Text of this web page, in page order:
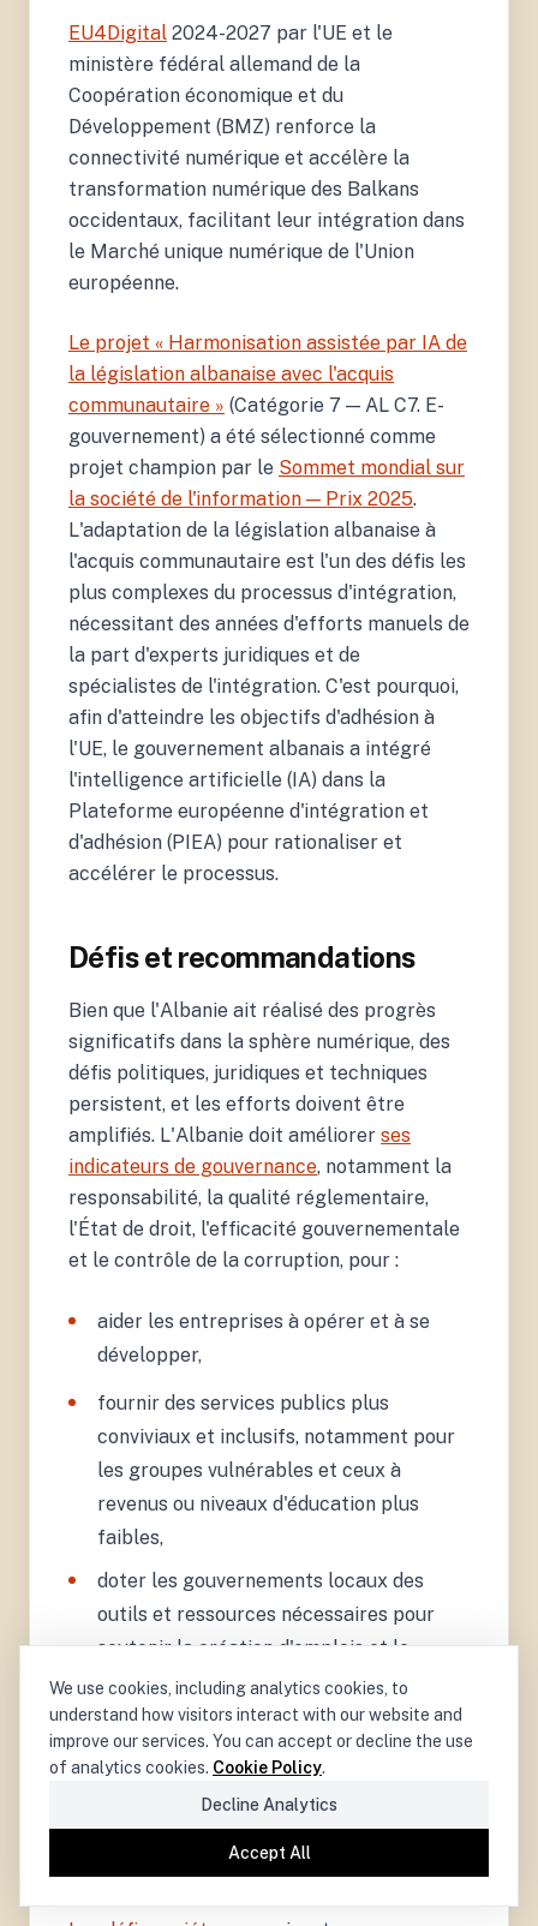
EU4Digital 2024-2027 par l'UE et le
ministère fédéral allemand de la
Coopération économique et du
Développement (BMZ) renforce la
connectivité numérique et accélère la
transformation numérique des Balkans
occidentaux, facilitant leur intégration dans
le Marché unique numérique de l'Union
européenne.
Le projet « Harmonisation assistée par IA de
la législation albanaise avec l'acquis
communautaire » (Catégorie 7 — AL C7. E-
gouvernement) a été sélectionné comme
projet champion par le Sommet mondial sur
la société de l'information — Prix 2025.
L'adaptation de la législation albanaise à
l'acquis communautaire est l'un des défis les
plus complexes du processus d'intégration,
nécessitant des années d'efforts manuels de
la part d'experts juridiques et de
spécialistes de l'intégration. C'est pourquoi,
afin d'atteindre les objectifs d'adhésion à
l'UE, le gouvernement albanais a intégré
l'intelligence artificielle (IA) dans la
Plateforme européenne d'intégration et
d'adhésion (PIEA) pour rationaliser et
accélérer le processus.
Défis et recommandations
Bien que l'Albanie ait réalisé des progrès
significatifs dans la sphère numérique, des
défis politiques, juridiques et techniques
persistent, et les efforts doivent être
amplifiés. L'Albanie doit améliorer ses
indicateurs de gouvernance, notamment la
responsabilité, la qualité réglementaire,
l'État de droit, l'efficacité gouvernementale
et le contrôle de la corruption, pour :
aider les entreprises à opérer et à se
développer,
fournir des services publics plus
conviviaux et inclusifs, notamment pour
les groupes vulnérables et ceux à
revenus ou niveaux d'éducation plus
faibles,
doter les gouvernements locaux des
outils et ressources nécessaires pour
soutenir la création d'emplois et le
développement économique dans leurs
communautés,
renforcer la surveillance des finances
publiques et des investissements pour
améliorer la transparence et soutenir la
planification à long terme.
We use cookies, including analytics cookies, to
understand how visitors interact with our website and
improve our services. You can accept or decline the use
of analytics cookies. Cookie Policy.
Decline Analytics
Accept All